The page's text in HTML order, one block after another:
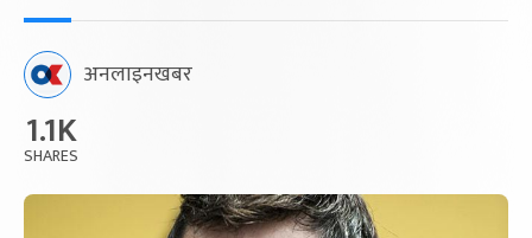
अनलाइनखबर
1.1K
SHARES